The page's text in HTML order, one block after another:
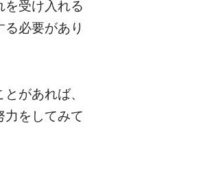
を受け入れる
必要があり
があれば、
力をしてみて